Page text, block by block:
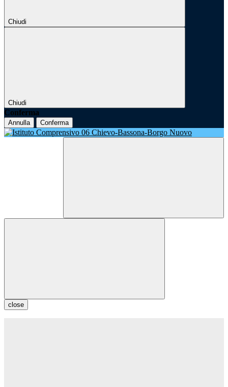
Chiudi
Chiudi
Conferma
Annulla Conferma
close